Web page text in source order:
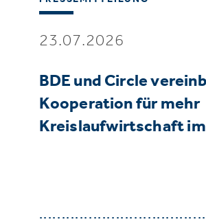
23.07.2026
BDE und Circle
Kooperation für mehr
Kreislaufwirtschaft im